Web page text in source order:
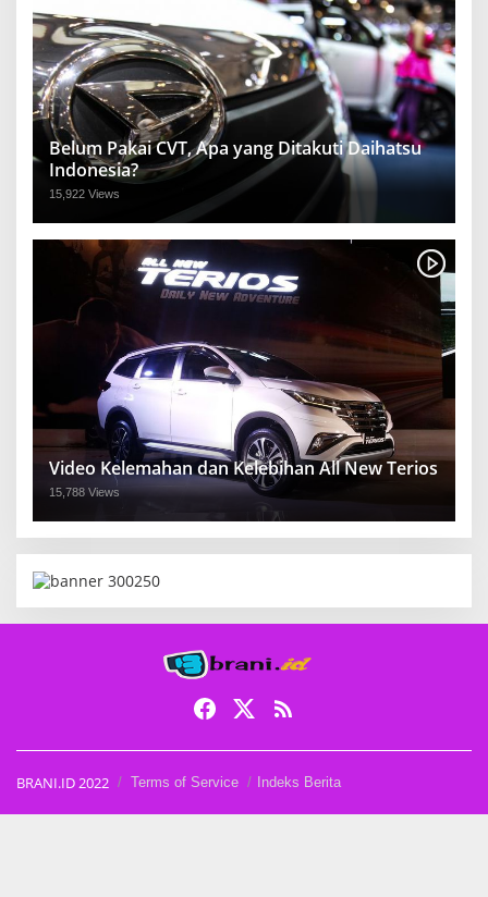
Belum Pakai CVT, Apa yang Ditakuti Daihatsu
Indonesia?
15,922 Views
Video Kelemahan dan Kelebihan All New Terios
15,788 Views
BRANI.ID 2022 Terms of Service Indeks Berita